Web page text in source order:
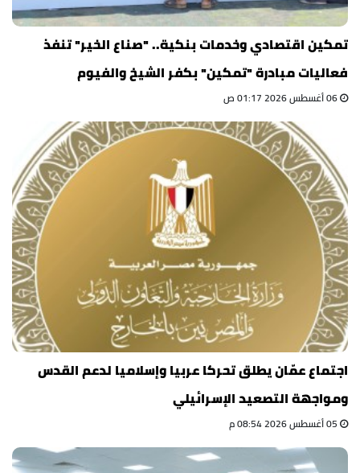
تمكين اقتصادي وخدمات بنكية.. "صناع الخير" تنفذ
فعاليات مبادرة "تمكين" بكفر الشيخ والفيوم
اجتماع عمّان يطلق تحركا عربيا وإسلاميا لدعم القدس
ومواجهة التصعيد الإسرائيلي